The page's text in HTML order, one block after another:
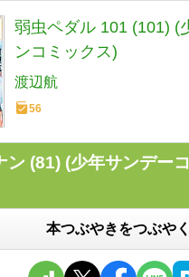
弱虫ペダル 101 (101) (
ンコミックス)
渡辺航
56
ン (81) (少年サンデー
本つぶやきをつぶやく